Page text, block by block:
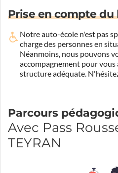
Prise en compte du
Notre auto-école n'est pas
charge des personnes en
Néanmoins, nous pouvons
accompagnement pour
structure adéquate.
Parcours
Avec Pass
TEYRAN